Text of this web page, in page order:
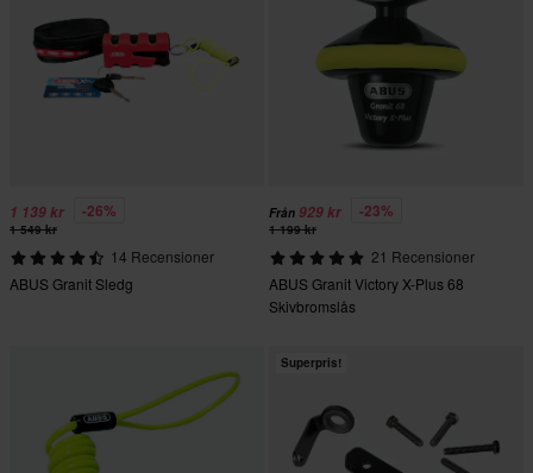
1 139 kr -26%
1 549 kr
14 Recensioner
ABUS Granit Sledg
Från 929 kr -23%
1 199 kr
21 Recensioner
ABUS Granit Victory X-Plus 68
Skivbromslås
Superpris!